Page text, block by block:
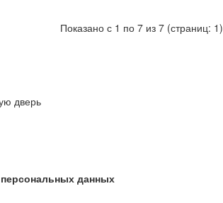
Показано с 1 по 7 из 7 (страниц: 1)
дверь
данных